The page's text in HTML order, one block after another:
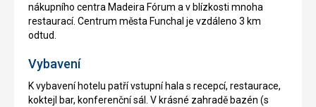
nákupního centra Madeira Fórum a v blízkosti mnoha
restaurací. Centrum města Funchal je vzdáleno 3 km
odtud.
Vybavení
K vybavení hotelu patří vstupní hala s recepcí, restaurace,
koktejl bar, konferenční sál. V krásné zahradě bazén (s